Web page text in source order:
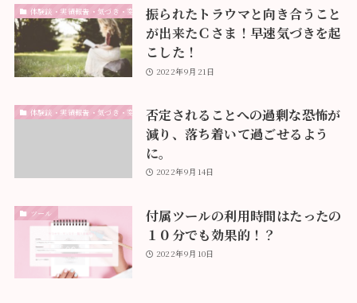
体験談・実績報告・気づき・変化
振られたトラウマと向き合うこと
が出来たＣさま！早速気づきを起
こした！
2022年9月21日
体験談・実績報告・気づき・変化
否定されることへの過剰な恐怖が
減り、落ち着いて過ごせるよう
に。
2022年9月14日
ツール
付属ツールの利用時間はたったの
１０分でも効果的！？
2022年9月10日